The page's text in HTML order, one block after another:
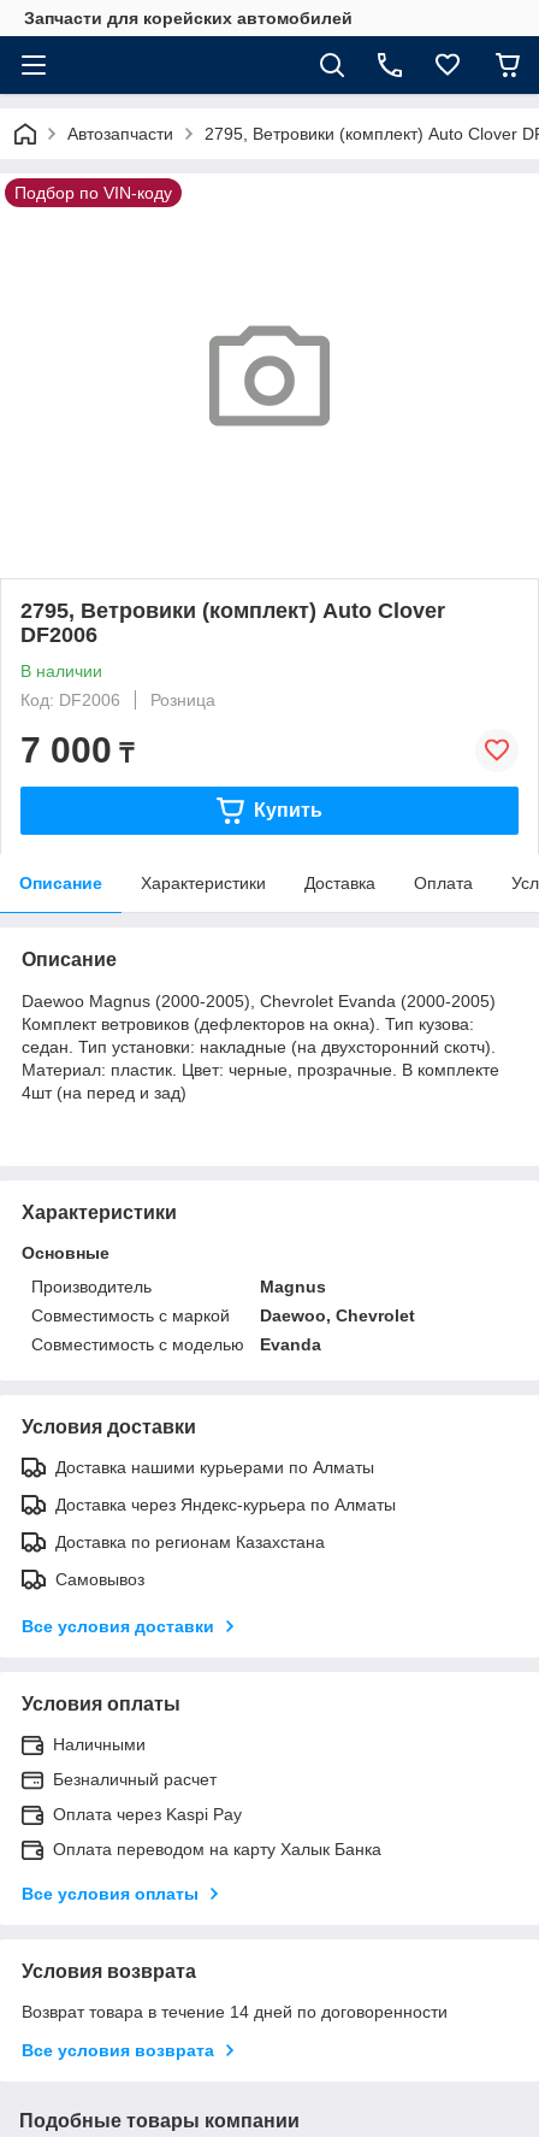
Запчасти для корейских автомобилей
Автозапчасти 2795, Ветровики (комплект) Auto Clover
Подбор по VIN-коду
2795, Ветровики (комплект) Auto Clover
DF2006
В наличии
Код: DF2006
Розница
7 000 ₸
Купить
Описание Характеристики Доставка Оплата
Описание
Daewoo Magnus (2000-2005), Chevrolet Evanda (2000-2005)
Комплект ветровиков (дефлекторов на окна). Тип кузова:
седан. Тип установки: накладные (на двухсторонний скотч).
Материал: пластик. Цвет: черные, прозрачные. В комплекте
4шт (на перед и зад)
Характеристики
Основные
Производитель
Magnus
Совместимость с маркой
Daewoo, Chevrolet
Совместимость с моделью
Evanda
Условия доставки
Доставка нашими курьерами по Алматы
Доставка через Яндекс-курьера по Алматы
Доставка по регионам Казахстана
Самовывоз
Все условия доставки
Условия оплаты
Наличными
Безналичный расчет
Оплата через Kaspi Pay
Оплата переводом на карту Халык Банка
Все условия оплаты
Условия возврата
Возврат товара в течение 14 дней по договоренности
Все условия возврата
Подобные товары компании